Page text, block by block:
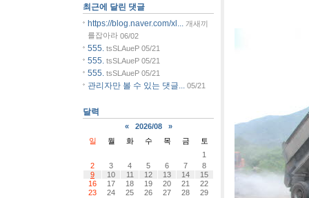
최근에 달린 댓글
https://blog.naver.com/xl...
개새끼
를잡아라 06/02
555. tsSLAueP 05/21
555. tsSLAueP 05/21
555. tsSLAueP 05/21
관리자만 볼 수 있는 댓글... 05/21
달력
« 2026/08
»
일
월 화 수 목 금
토
1
2
3 4 5 6 7
8
9
10 11 12 13 14
15
16
17 18 19 20 21
22
23
24 25 26 27 28
29